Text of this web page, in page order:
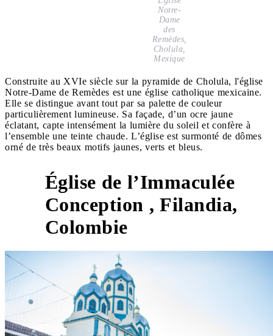
Notre-
Dame
des
Remèdes,
Cholula,
Mexique
Construite au XVIe siècle sur la pyramide de Cholula, l'église
Notre-Dame de Remèdes est une église catholique mexicaine.
Elle se distingue avant tout par sa palette de couleur
particulièrement lumineuse. Sa façade, d’un ocre jaune
éclatant, capte intensément la lumière du soleil et confère à
l’ensemble une teinte chaude. L’église est surmonté de dômes
orné de très beaux motifs jaunes, verts et bleus.
Église de l’Immaculée
Conception , Filandia,
Colombie